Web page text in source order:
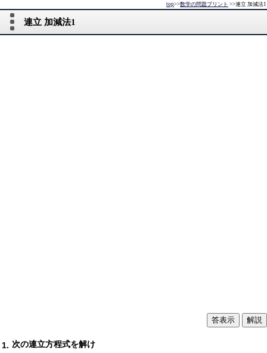
連立 加減法1
top>>数学の問題プリント >>連立 加減法1
解説
次の連立方程式を解け